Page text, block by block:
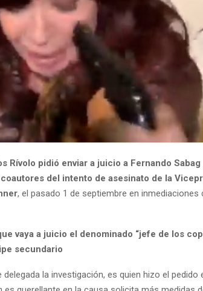
Rívolo pidió enviar a juicio a Fernando
del intento de asesinato de la
, el pasado 1 de septiembre en inmediaciones
vaya a juicio el denominado “jefe de los
secundario
delegada la investigación, es quien hizo el